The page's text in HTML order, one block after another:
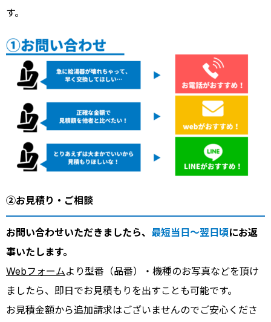
す。
②お見積り・ご相談
お問い合わせいただきましたら、 最短当日～翌日頃にお返
事いたします。
Webフォームより型番（品番）・機種のお写真などを頂け
ましたら、即日でお見積もりを出すことも可能です。
お見積金額から追加請求はございませんのでご安心くださ